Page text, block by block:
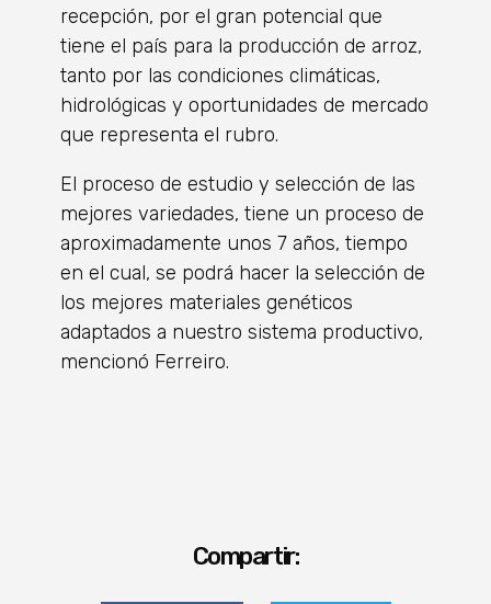
recepción, por el gran potencial que
tiene el país para la producción de arroz,
tanto por las condiciones climáticas,
hidrológicas y oportunidades de mercado
que representa el rubro.
El proceso de estudio y selección de las
mejores variedades, tiene un proceso de
aproximadamente unos 7 años, tiempo
en el cual, se podrá hacer la selección de
los mejores materiales genéticos
adaptados a nuestro sistema productivo,
mencionó Ferreiro.
Compartir: